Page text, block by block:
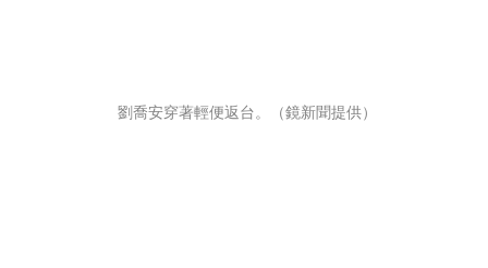
劉喬安穿著輕便返台。（鏡新聞提供）